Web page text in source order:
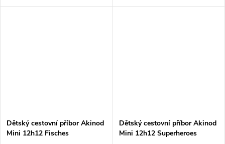
v myčce na nádobí.
v myčce na nádobí.
Dětský cestovní příbor Akinod
Mini 12h12 Fisches
Dětský cestovní příbor Akinod
Mini 12h12 Superheroes